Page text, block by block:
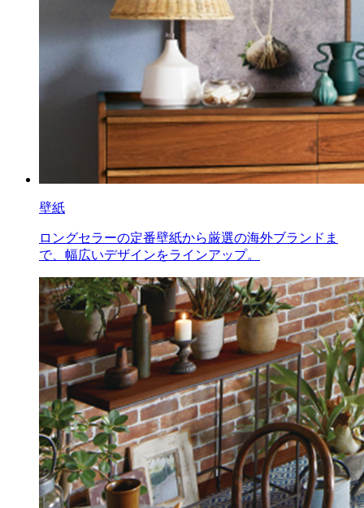
壁紙
ロングセラーの定番壁紙から厳選の海外ブランドま
で、幅広いデザインをラインアップ。